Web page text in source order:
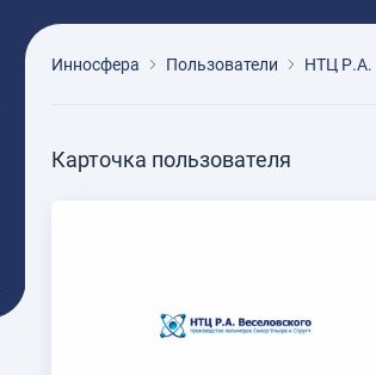
Инносфера Пользователи НТЦ
Карточка пользователя